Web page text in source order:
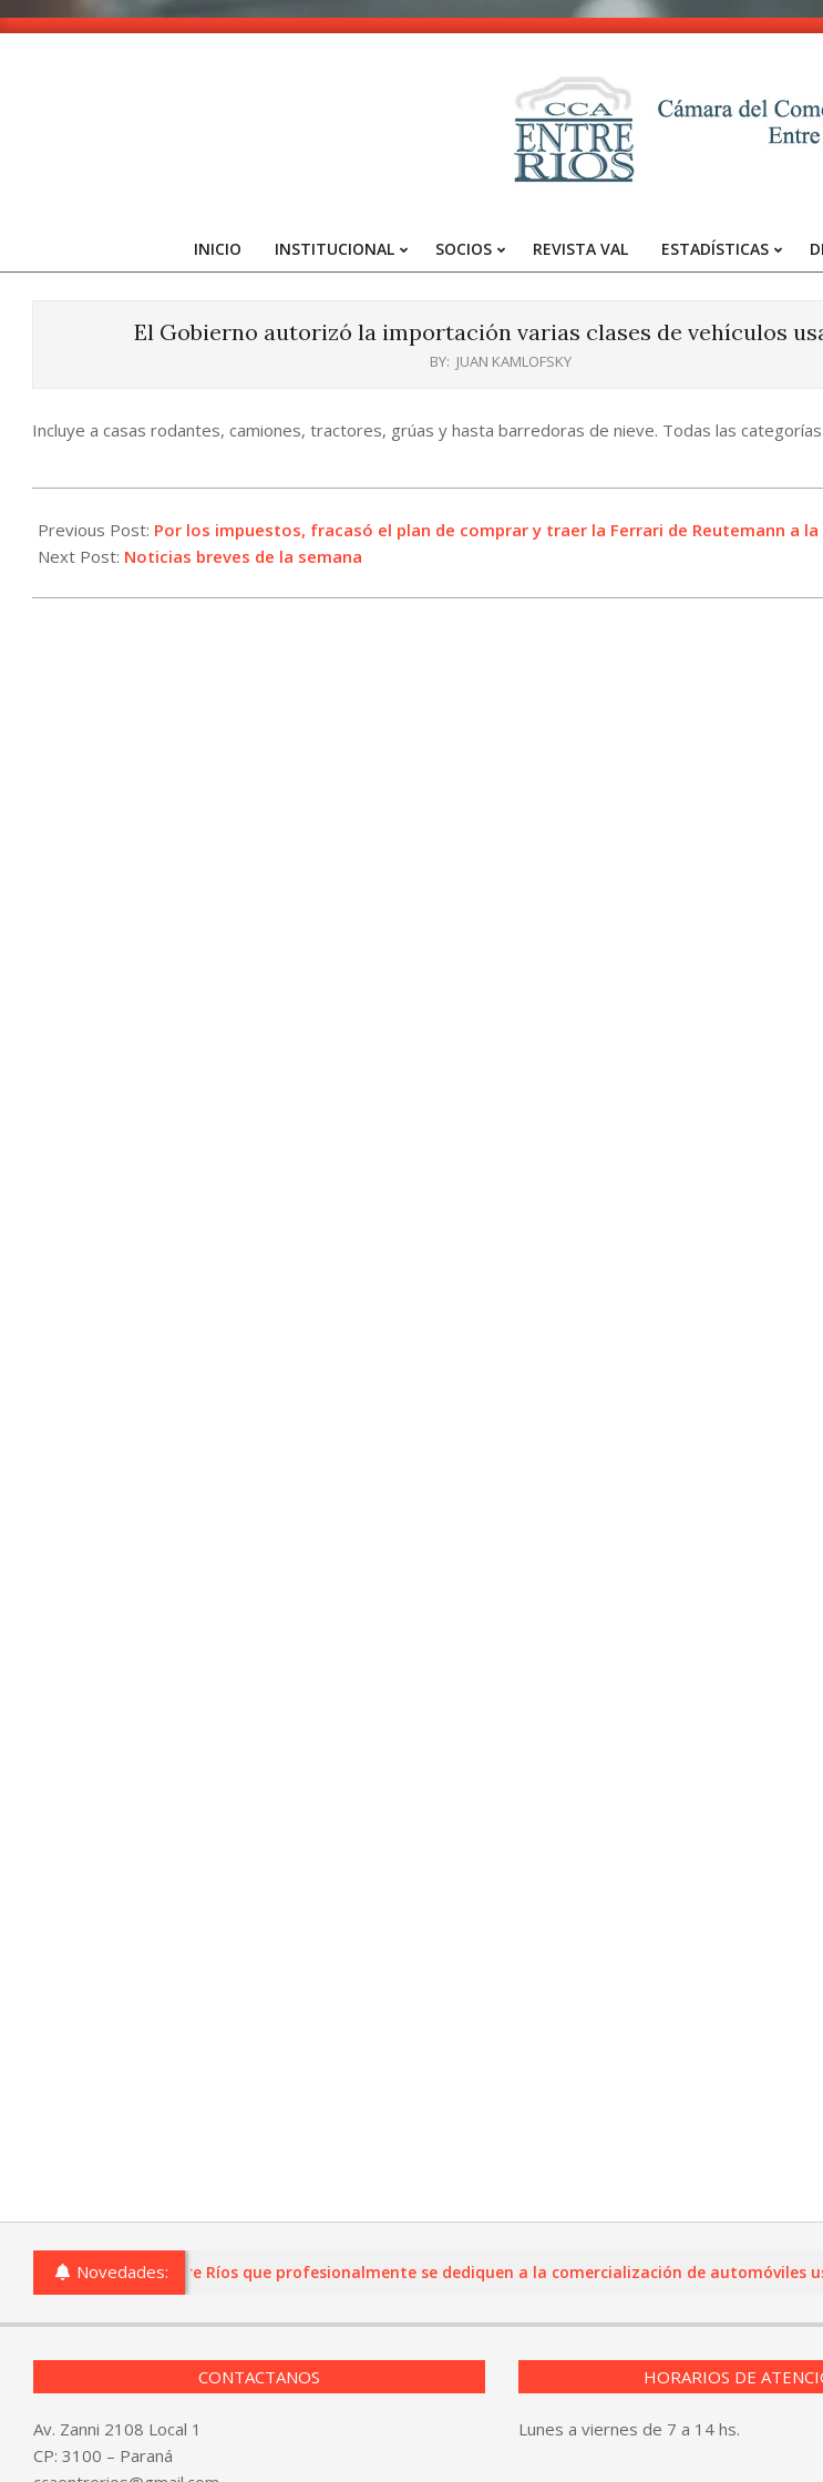
Skip
-
Entre
Primary
INICIO INSTITUCIONAL SOCIOS REVISTA VAL ESTADÍSTICAS
El Gobierno autorizó la importación varias clases de vehículos
BY: JUAN KAMLOFSKY
Incluye a casas rodantes, camiones, tractores, grúas y hasta barredoras de nieve. Todas las
07-
25
Previous Post: Por los impuestos, fracasó el plan de comprar y traer la Ferrari de Reutemann a
Next Post: Noticias breves de la semana
Novedades:
o comercios de Entre Ríos que profesionalmente se dediquen a la comercialización de automóviles
CONTACTANOS
Av. Zanni 2108 Local 1
CP: 3100 – Paraná
HORARIOS DE
Lunes a viernes de 7 a 14 hs.